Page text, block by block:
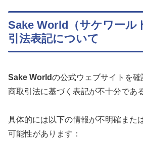
Sake World（サケワール
引法表記について
Sake Worldの公式ウェブサイトを
商取引法に基づく表記が不十分であ
具体的には以下の情報が不明確また
可能性があります：